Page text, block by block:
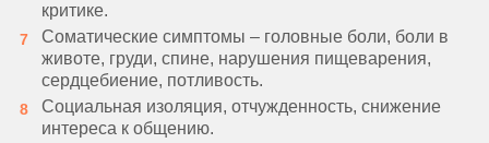
критике.
Соматические симптомы – головные боли, боли в
животе, груди, спине, нарушения пищеварения,
сердцебиение, потливость.
Социальная изоляция, отчужденность, снижение
интереса к общению.